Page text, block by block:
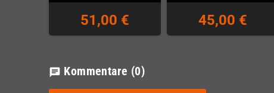
51,00 € 45,00 €
chat Kommentare (0)